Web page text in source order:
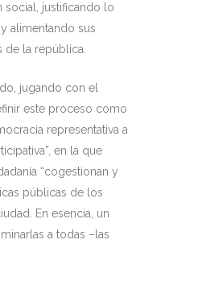
social, justificando lo
alimentando sus
de la república.
jugando con el
este proceso como
representativa a
en la que
“cogestionan y
públicas de los
En esencia, un
a todas –las